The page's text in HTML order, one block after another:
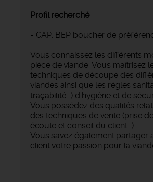
Profil recherché
- CAP, BEP boucher de
Vous connaissez les différents
pièce de viande. Vous maîtrisez
techniques de découpe des
viandes ainsi que les règles
traçabilité...) d'hygiène et de
Vous possédez des qualités
des techniques de vente (prise
écoute et conseil du client...).
Vous savez également partager
client votre passion pour la